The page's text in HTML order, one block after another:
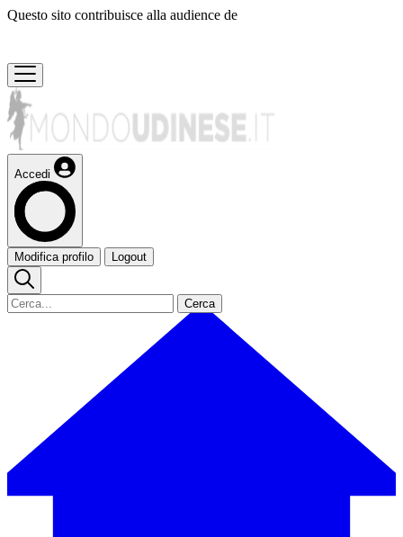
Questo sito contribuisce alla audience de
Accedi
Modifica profilo Logout
Cerca